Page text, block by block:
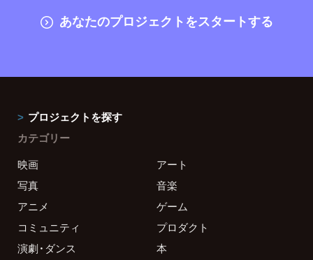
あなたのプロジェクトをスタートする
プロジェクトを探す
カテゴリー
映画
アート
写真
音楽
アニメ
ゲーム
コミュニティ
プロダクト
演劇・ダンス
本